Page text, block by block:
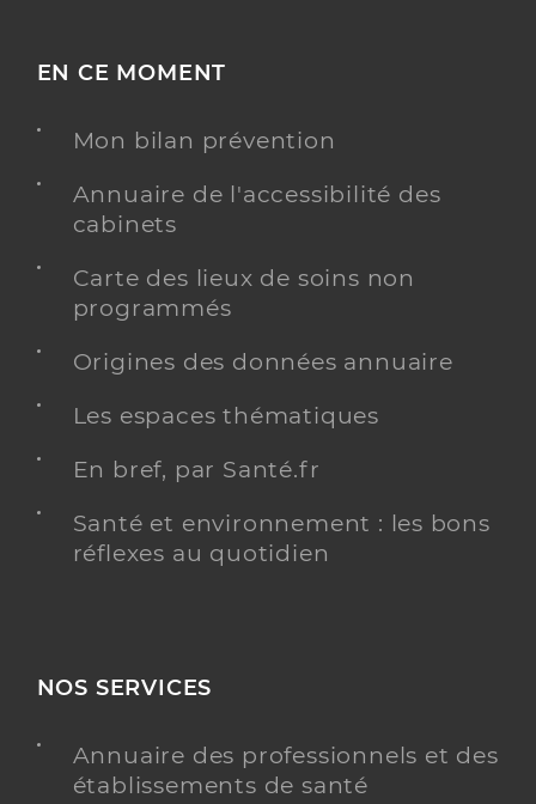
EN CE MOMENT
Mon bilan prévention
Annuaire de l'accessibilité des
cabinets
Carte des lieux de soins non
programmés
Origines des données annuaire
Les espaces thématiques
En bref, par Santé.fr
Santé et environnement : les bons
réflexes au quotidien
NOS SERVICES
Annuaire des professionnels et des
établissements de santé